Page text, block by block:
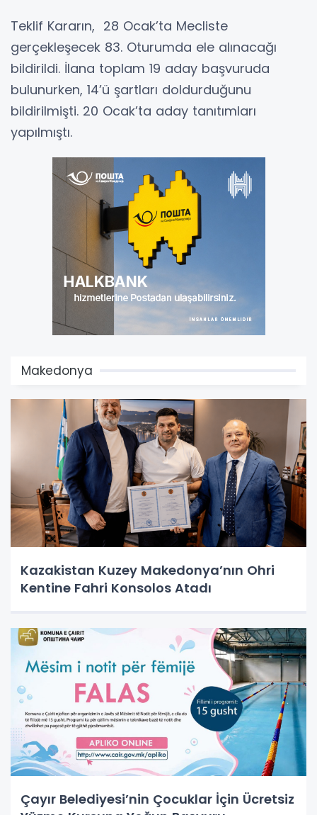
Teklif Kararın, 28 Ocak’ta Mecliste
gerçekleşecek 83. Oturumda ele alınacağı
bildirildi. İlana toplam 19 aday başvuruda
bulunurken, 14’ü şartları doldurduğunu
bildirilmişti. 20 Ocak’ta aday tanıtımları
yapılmıştı.
Makedonya
Kazakistan Kuzey Makedonya’nın Ohri
Kentine Fahri Konsolos Atadı
Çayır Belediyesi’nin Çocuklar İçin Ücretsiz